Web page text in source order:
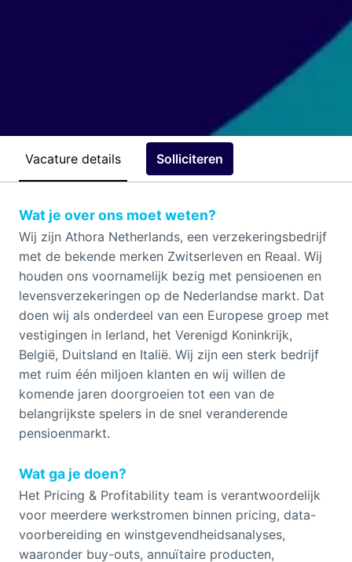
Vacature details Solliciteren
Wat je over ons moet weten?
Wij zijn Athora Netherlands, een verzekeringsbedrijf
met de bekende merken Zwitserleven en Reaal. Wij
houden ons voornamelijk bezig met pensioenen en
levensverzekeringen op de Nederlandse markt. Dat
doen wij als onderdeel van een Europese groep met
vestigingen in Ierland, het Verenigd Koninkrijk,
België, Duitsland en Italië. Wij zijn een sterk bedrijf
met ruim één miljoen klanten en wij willen de
komende jaren doorgroeien tot een van de
belangrijkste spelers in de snel veranderende
pensioenmarkt.
Wat ga je doen?
Het Pricing & Profitability team is verantwoordelijk
voor meerdere werkstromen binnen pricing, data-
voorbereiding en winstgevendheidsanalyses,
waaronder buy-outs, annuïtaire producten,